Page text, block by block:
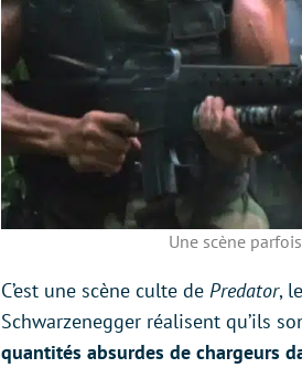
Une scène
C’est une scène culte de Predator,
Schwarzenegger réalisent qu’ils
quantités absurdes de chargeurs